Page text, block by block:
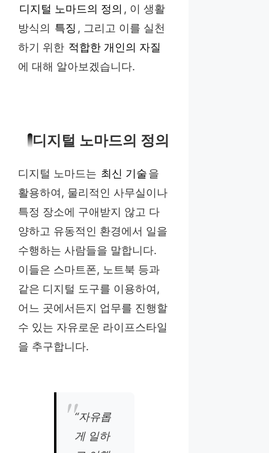
디지털 노마드의 정의 , 이 생활
방식의 특징 , 그리고 이를 실천
하기 위한 적합한 개인의 자질
에 대해 알아보겠습니다.
디지털 노마드의 정의
디지털 노마드는 최신 기술을
활용하여, 물리적인 사무실이나
특정 장소에 구애받지 않고 다
양하고 유동적인 환경에서 일을
수행하는 사람들을 말합니다.
이들은 스마트폰, 노트북 등과
같은 디지털 도구를 이용하여,
어느 곳에서든지 업무를 진행할
수 있는 자유로운 라이프스타일
을 추구합니다.
“자유롭
게 일하